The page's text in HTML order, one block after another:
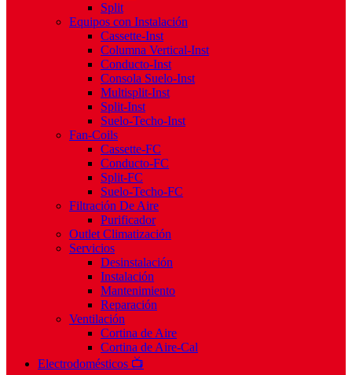
Split
Equipos con Instalación
Cassette-Inst
Columna Vertical-Inst
Conducto-Inst
Consola Suelo-Inst
Multisplit-Inst
Split-Inst
Suelo-Techo-Inst
Fan-Coils
Cassette-FC
Conducto-FC
Split-FC
Suelo-Techo-FC
Filtración De Aire
Purificador
Outlet Climatización
Servicios
Desinstalación
Instalación
Mantenimiento
Reparación
Ventilación
Cortina de Aire
Cortina de Aire-Cal
Electrodomésticos 📺